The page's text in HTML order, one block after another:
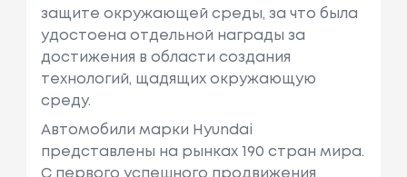
защите окружающей среды, за что была
удостоена отдельной награды за
достижения в области создания
технологий, щадящих окружающую
среду.
Автомобили марки Hyundai
представлены на рынках 190 стран мира.
C первого успешного продвижения